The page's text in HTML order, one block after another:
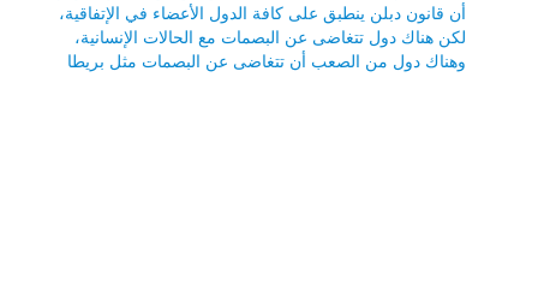
أن قانون دبلن ينطبق على كافة الدول الأعضاء في الإتفاقية،
لكن هناك دول تتغاضى عن البصمات مع الحالات الإنسانية،
وهناك دول من الصعب أن تتغاضى عن البصمات مثل بريطا